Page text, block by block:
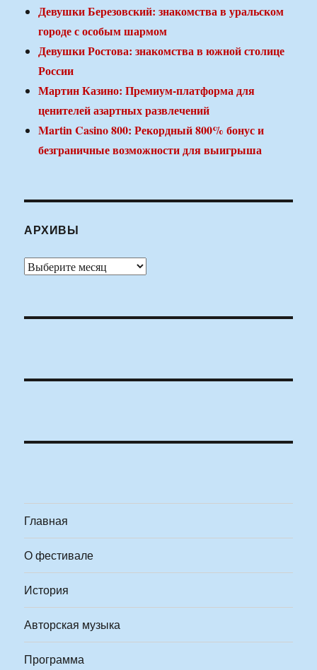
Девушки Березовский: знакомства в уральском
городе с особым шармом
Девушки Ростова: знакомства в южной столице
России
Мартин Казино: Премиум-платформа для
ценителей азартных развлечений
Martin Casino 800: Рекордный 800% бонус и
безграничные возможности для выигрыша
АРХИВЫ
Архивы
Главная
О фестивале
История
Авторская музыка
Программа